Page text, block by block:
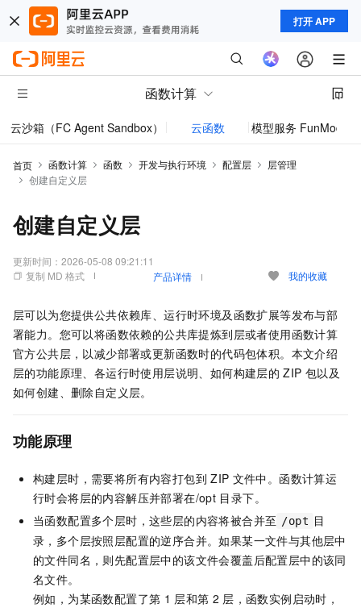
打开 APP
函数计算
云沙箱（FC Agent Sandbox） 云函数 模型服务 FunModel
首页 函数计算 函数 开发与执行环境 配置层
层管理
创建自定义层
创建自定义层
更新时间： 2026-05-08 09:21:11
复制 MD 格式
产品详情 我的收藏
层可以为您提供公共依赖库、运行时环境及函数扩展等发布与部
署能力。您可以将函数依赖的公共库提炼到层或者使用函数计算
官方公共层，以减少部署或更新函数时的代码包体积。本文介绍
层的功能原理、各运行时使用层说明、如何构建层的 ZIP 包以及
如何创建、删除自定义层。
功能原理
构建层时，需要将所有内容打包到 ZIP 文件中。 函数计算运
行时会将层的内容解压并部署在/opt 目录下。
当函数配置多个层时，这些层的内容将被合并至 /opt 目
录，多个层按照层配置的逆序合并。如果某一文件与其他层中
的文件同名，则先配置层中的该文件会覆盖后配置层中的该同
名文件。
例如，为某函数配置了第 1 层和第 2 层，函数实例启动时，